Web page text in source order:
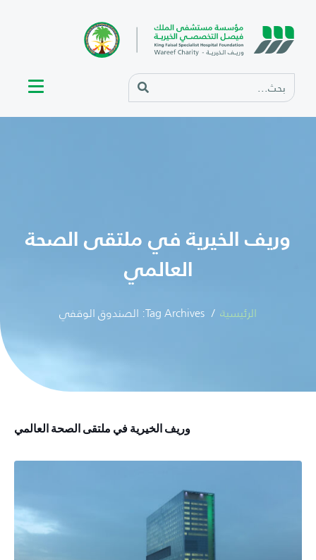
وريف الخيرية في ملتقى الصحة
العالمي
الرئيسية Tag Archives: الصندوق الوقفي
وريف الخيرية في ملتقى الصحة العالمي